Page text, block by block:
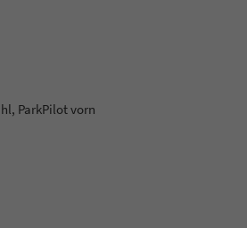
ParkPilot vorn